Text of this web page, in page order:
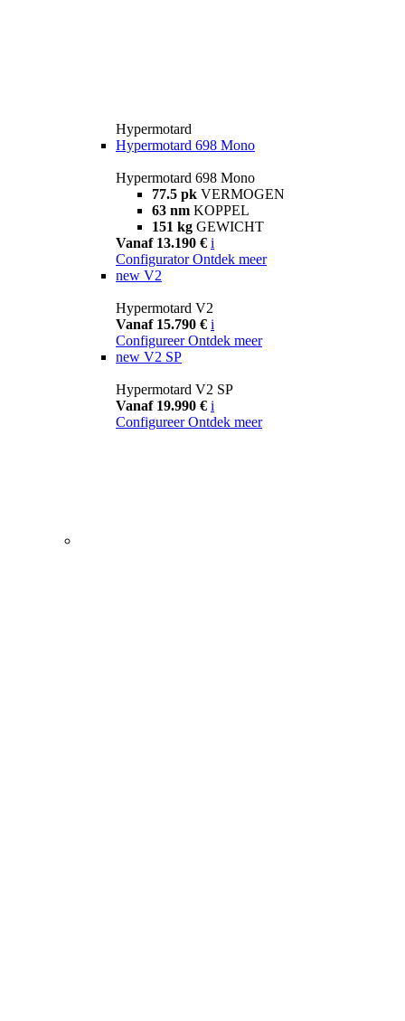
Hypermotard
Hypermotard 698 Mono
Hypermotard 698 Mono
77.5 pk VERMOGEN
63 nm KOPPEL
151 kg GEWICHT
Vanaf 13.190 € i
Configurator Ontdek meer
new V2
Hypermotard V2
Vanaf 15.790 € i
Configureer Ontdek meer
new V2 SP
Hypermotard V2 SP
Vanaf 19.990 € i
Configureer Ontdek meer